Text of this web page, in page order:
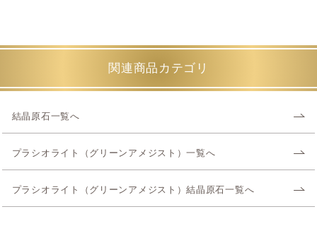
関連商品カテゴリ
結晶原石一覧へ
プラシオライト（グリーンアメジスト）一覧へ
プラシオライト（グリーンアメジスト）結晶原石一覧へ